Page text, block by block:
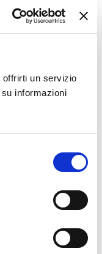
un servizio
informazioni
’50 e ’70. Il
e Salvatore
da una
negli anni,
è
e della vendita, e
occupa della
professionali tra cui
oltre che
di limone
dell’avocado.